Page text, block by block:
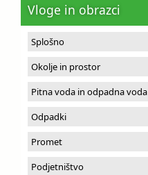
Vloge in obrazci
Splošno
Okolje in prostor
Pitna voda in odpadna voda
Odpadki
Promet
Podjetništvo